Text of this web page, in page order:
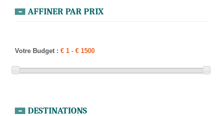
AFFINER PAR PRIX
Votre Budget :
DESTINATIONS